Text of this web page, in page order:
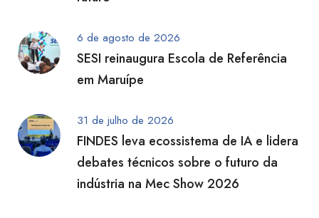
6 de agosto de 2026
SESI reinaugura Escola de Referência
em Maruípe
31 de julho de 2026
FINDES leva ecossistema de IA e lidera
debates técnicos sobre o futuro da
indústria na Mec Show 2026